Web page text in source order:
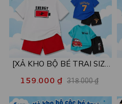
[XẢ KHO BỘ BÉ TRAI SIZE
130] Bộ đồ cho bé trai nhiều
mẫu - Quần áo bé trai từ 22-
26kg - Loza Kids XB004
159.000 ₫ 318.000 ₫